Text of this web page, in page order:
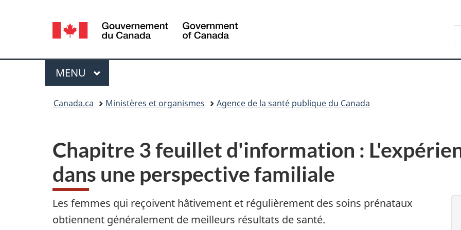
sujet
HTML
Sélection
de
la
langue
Canada
Menu
MENU PRINCIPAL
Canada.ca Ministères et organismes Agence de la santé publique du Canada
Chapitre 3 feuillet d'information :
dans une perspective familiale
Les femmes qui reçoivent hâtivement et régulièrement des soins prénataux
obtiennent généralement de meilleurs résultats de santé.